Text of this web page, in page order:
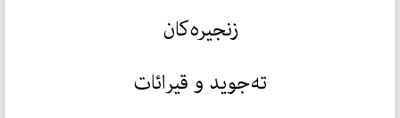
زنجیرەکان
تەجوید و قیرائات